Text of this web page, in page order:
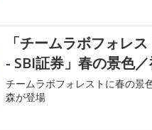
「チームラボフォレ
- SBI証券」春の景色
チームラボフォレストに春の景
森が登場